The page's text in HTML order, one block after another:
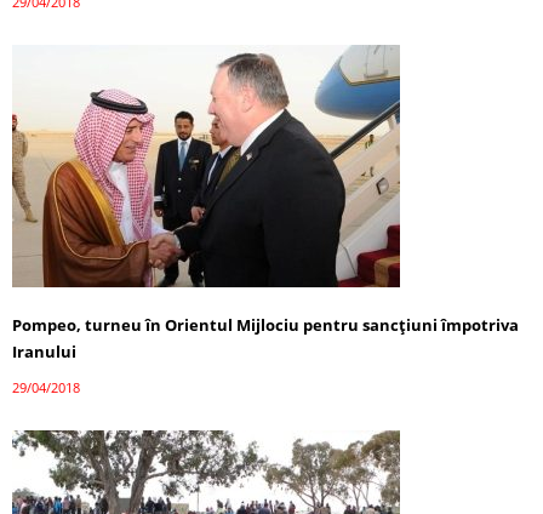
Pompeo, turneu în Orientul Mijlociu pentru sancțiuni împotriva
Iranului
29/04/2018